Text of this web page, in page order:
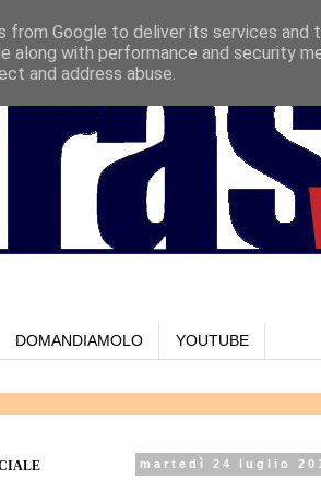
DOMANDIAMOLO YOUTUBE
martedì 24 luglio
from Google to deliver its services and
along with performance and security
and address abuse.